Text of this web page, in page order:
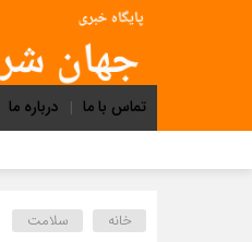
تماس با ما
درباره ما
خانه سلامت